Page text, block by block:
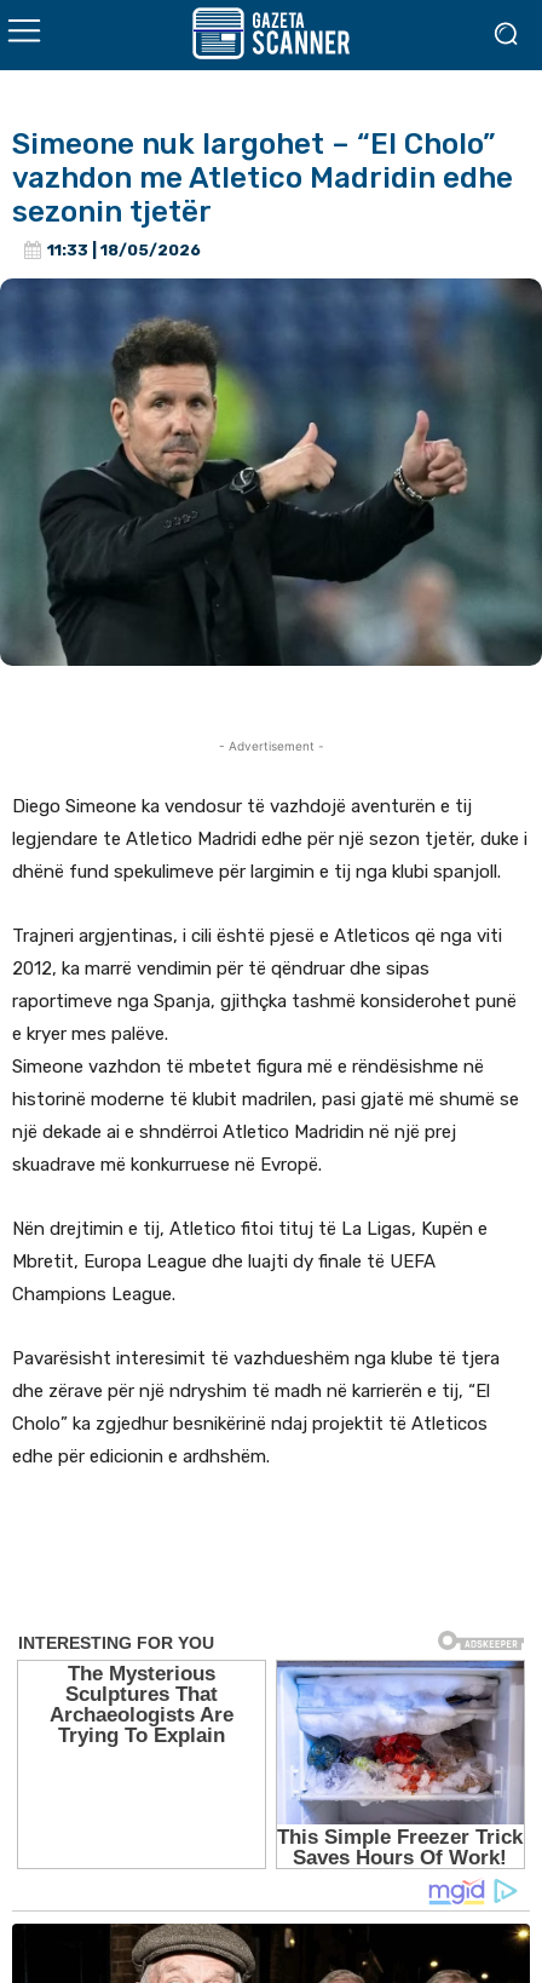
Simeone nuk largohet – “El Cholo”
vazhdon me Atletico Madridin edhe
sezonin tjetër
11:33 | 18/05/2026
- Advertisement -
Diego Simeone ka vendosur të vazhdojë aventurën e tij
legjendare te Atletico Madridi edhe për një sezon tjetër, duke i
dhënë fund spekulimeve për largimin e tij nga klubi spanjoll.
Trajneri argjentinas, i cili është pjesë e Atleticos që nga viti
2012, ka marrë vendimin për të qëndruar dhe sipas
raportimeve nga Spanja, gjithçka tashmë konsiderohet punë
e kryer mes palëve.
Simeone vazhdon të mbetet figura më e rëndësishme në
historinë moderne të klubit madrilen, pasi gjatë më shumë se
një dekade ai e shndërroi Atletico Madridin në një prej
skuadrave më konkurruese në Evropë.
Nën drejtimin e tij, Atletico fitoi tituj të La Ligas, Kupën e
Mbretit, Europa League dhe luajti dy finale të UEFA
Champions League.
Pavarësisht interesimit të vazhdueshëm nga klube të tjera
dhe zërave për një ndryshim të madh në karrierën e tij, “El
Cholo” ka zgjedhur besnikërinë ndaj projektit të Atleticos
edhe për edicionin e ardhshëm.